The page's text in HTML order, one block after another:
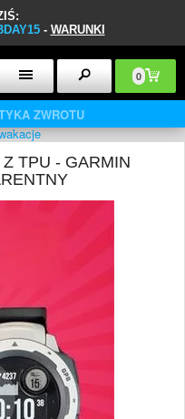
- WARUNKI
0
ZWROTU
TPU - GARMIN